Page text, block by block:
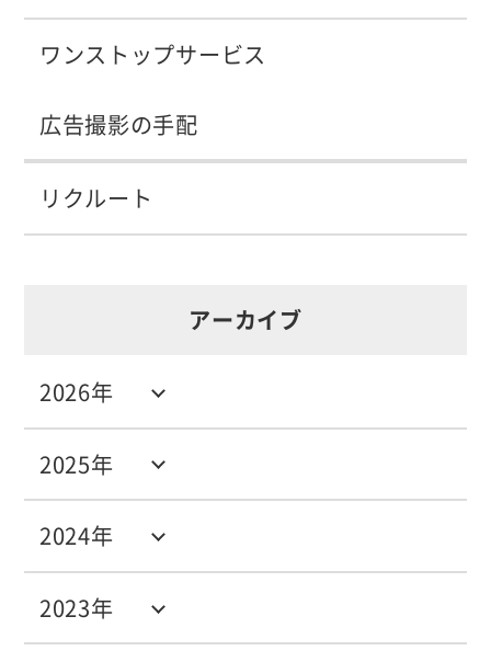
ワンストップサービス
広告撮影の手配
リクルート
アーカイブ
2023年
2024年
2025年
2026年